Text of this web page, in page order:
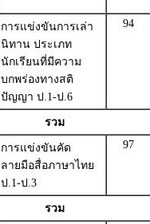
การแข่งขันการเล่า
นิทาน ประเภท
นักเรียนที่มีความ
บกพร่องทางสติ
ปัญญา ป.1-ป.6
94
รวม
การแข่งขันคัด
ลายมือสื่อภาษาไทย
ป.1-ป.3
97
รวม